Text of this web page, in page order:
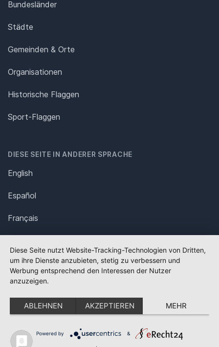
Bundesländer
Städte
Gemeinden & Orte
Organisationen
Historische Flaggen
Sport-Flaggen
DIESE SEITE IN ANDERER SPRACHE
English
Español
Français
Polska
Português
Nederlands
Svenska
Diese Seite nutzt Website-Tracking-Technologien von Dritten,
um ihre Dienste anzubieten, stetig zu verbessern und
Werbung entsprechend den Interessen der Nutzer
anzuzeigen.
ABLEHNEN AKZEPTIEREN MEHR
Powered by &